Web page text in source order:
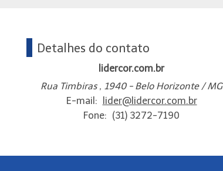
Detalhes do contato
lidercor.com.br
Rua Timbiras , 1940 - Belo Horizonte / MG
E-mail:
lider@lidercor.com.br
Fone: (31) 3272-7190